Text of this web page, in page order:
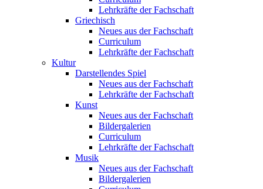
Lehrkräfte der Fachschaft
Griechisch
Neues aus der Fachschaft
Curriculum
Lehrkräfte der Fachschaft
Kultur
Darstellendes Spiel
Neues aus der Fachschaft
Lehrkräfte der Fachschaft
Kunst
Neues aus der Fachschaft
Bildergalerien
Curriculum
Lehrkräfte der Fachschaft
Musik
Neues aus der Fachschaft
Bildergalerien